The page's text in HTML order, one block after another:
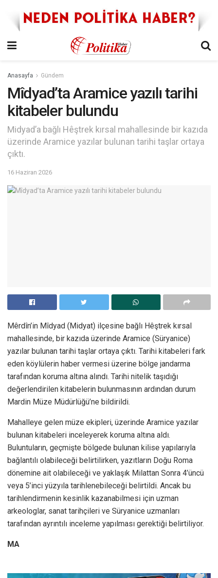
Anasayfa Gündem
Mîdyad’ta Aramice yazılı tarihi
kitabeler bulundu
Midyad’a bağlı Hêştrek kırsal mahallesinde bir kazıda
üzerinde Aramice yazılar bulunan tarihi taşlar ortaya
çıktı.
16 Haziran 2026
Mêrdîn’in Mîdyad (Midyat) ilçesine bağlı Hêştrek kırsal
mahallesinde, bir kazıda üzerinde Aramice (Süryanice)
yazılar bulunan tarihi taşlar ortaya çıktı. Tarihi kitabeleri fark
eden köylülerin haber vermesi üzerine bölge jandarma
tarafından koruma altına alındı. Tarihi nitelik taşıdığı
değerlendirilen kitabelerin bulunmasının ardından durum
Mardin Müze Müdürlüğü’ne bildirildi.
Mahalleye gelen müze ekipleri, üzerinde Aramice yazılar
bulunan kitabeleri inceleyerek koruma altına aldı.
Buluntuların, geçmişte bölgede bulunan kilise yapılarıyla
bağlantılı olabileceği belirtilirken, yazıtların Doğu Roma
dönemine ait olabileceği ve yaklaşık Milattan Sonra 4’üncü
veya 5’inci yüzyıla tarihlenebileceği belirtildi. Ancak bu
tarihlendirmenin kesinlik kazanabilmesi için uzman
arkeologlar, sanat tarihçileri ve Süryanice uzmanları
tarafından ayrıntılı inceleme yapılması gerektiği belirtiliyor.
MA